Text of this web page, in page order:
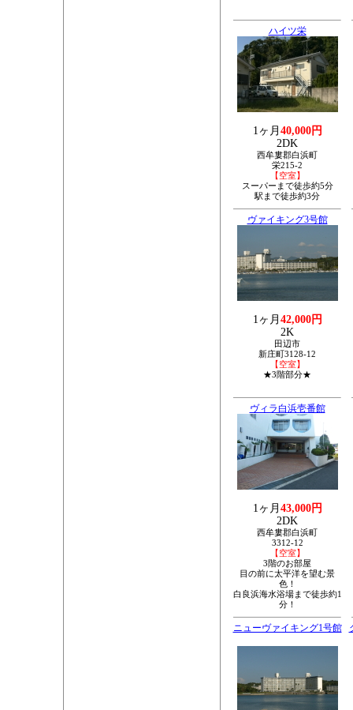
ハイツ栄
1ヶ月 40,000円
2DK
西牟婁郡白浜町
栄215-2
【空室】
スーパーまで徒歩約5分
駅まで徒歩約3分
ヴァイキング3号館
1ヶ月 42,000円
2K
田辺市
新庄町3128-12
【空室】
★3階部分★
ヴィラ白浜壱番館
1ヶ月 43,000円
2DK
西牟婁郡白浜町
3312-12
【空室】
3階のお部屋
目の前に太平洋を望む景
色！
白良浜海水浴場まで徒歩約1
分！
ニューヴァイキング1号館